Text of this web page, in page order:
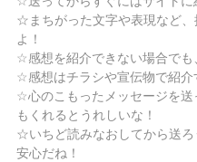
☆まちがった文字や表現など
よ！
☆感想を紹介できない場合でも
☆感想はチラシや宣伝物で紹介
☆心のこもったメッセージを
もくれるとうれしいな！
☆いちど読みなおしてから送
安心だね！